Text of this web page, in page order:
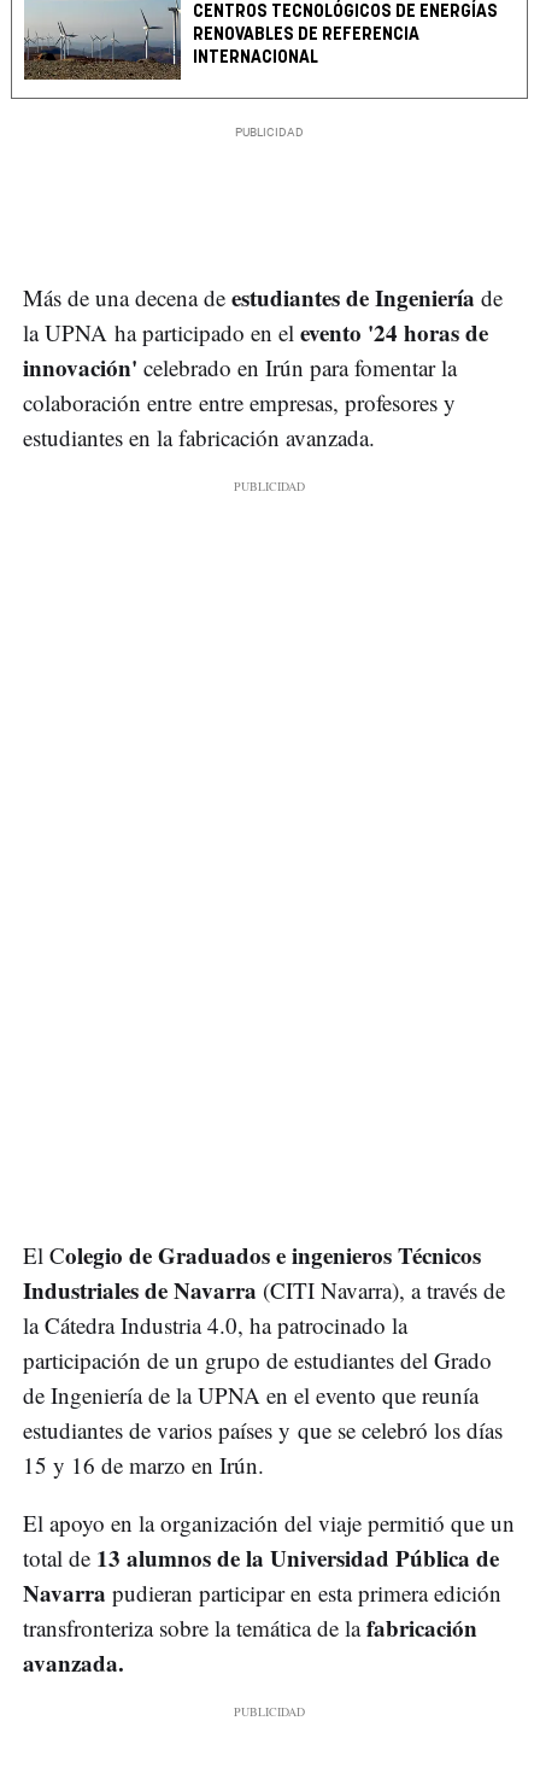
CENTROS TECNOLÓGICOS DE ENERGÍAS
RENOVABLES DE REFERENCIA
INTERNACIONAL
Más de una decena de estudiantes de Ingeniería de
la UPNA ha participado en el evento '24 horas de
innovación' celebrado en Irún para fomentar la
colaboración entre entre empresas, profesores y
estudiantes en la fabricación avanzada.
El Colegio de Graduados e ingenieros Técnicos
Industriales de Navarra (CITI Navarra), a través de
la Cátedra Industria 4.0, ha patrocinado la
participación de un grupo de estudiantes del Grado
de Ingeniería de la UPNA en el evento que reunía
estudiantes de varios países y que se celebró los días
15 y 16 de marzo en Irún.
El apoyo en la organización del viaje permitió que un
total de 13 alumnos de la Universidad Pública de
Navarra pudieran participar en esta primera edición
transfronteriza sobre la temática de lafabricación
avanzada.